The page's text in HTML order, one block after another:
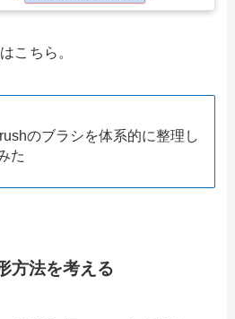
こちら。
のブラシを体系的に整理し
た
方法を考える